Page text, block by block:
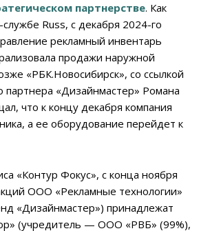
партнерстве. Как
службе Russ, с декабря 2024-го
рекламный инвентарь
продажи наружной
«РБК.Новосибирск», со ссылкой
партнера «Дизайнмастер» Романа
что к концу декабря компания
а ее оборудование перейдет к
«Контур Фокус», с конца ноября
ООО «Рекламные технологии»
«Дизайнмастер») принадлежат
(учредитель — ООО «РВБ» (99%),